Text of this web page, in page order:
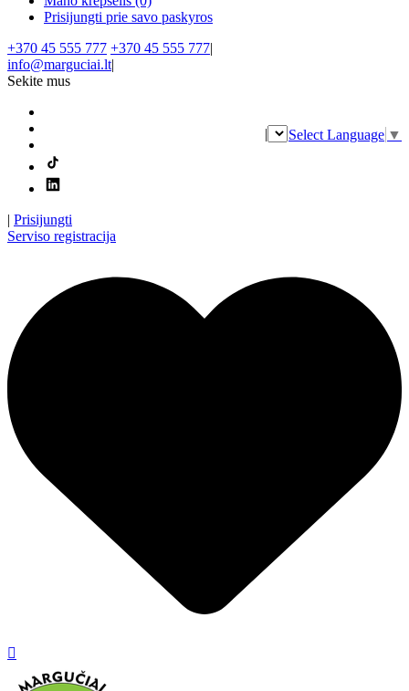
Prisijungti prie savo paskyros
+370 45 555 777 +370 45 555 777|
info@marguciai.lt|
Sekite mus
| Prisijungti
| Select Language ▼
Serviso registracija
